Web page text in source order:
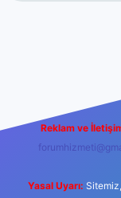
Reklam ve
Yasal Uyarı: